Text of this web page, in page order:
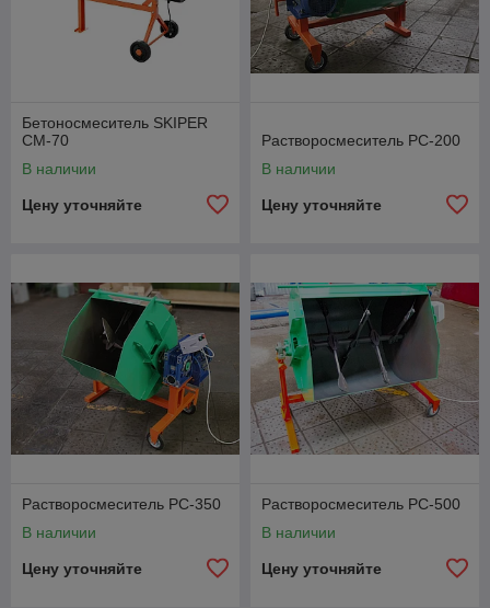
Бетоносмеситель SKIPER
СМ-70
В наличии
Цену уточняйте
Растворосмеситель РС-200
В наличии
Цену уточняйте
Растворосмеситель РС-350
В наличии
Цену уточняйте
Растворосмеситель РС-500
В наличии
Цену уточняйте